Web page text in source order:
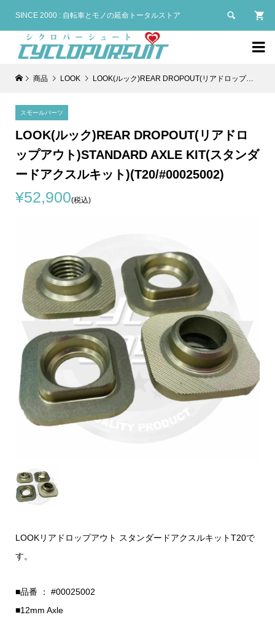
SINCE 2000 : 自転車とモノの延命トータルストア 

商品 LOOK LOOK(ルック)REAR DROPOUT(リアドロップアウト)STANDARD AXLE KIT(スタンダードアクスルキット)(T20/#00025002)
スモールパーツ
LOOK(ルック)REAR DROPOUT(リアドロ
ップアウト)STANDARD AXLE KIT(スタンダ
ードアクスルキット)(T20/#00025002)
¥52,900(税込)
LOOKリアドロップアウト スタンダードアクスルキットT20で
す。
■品番 ： #00025002
■12mm Axle